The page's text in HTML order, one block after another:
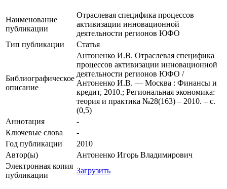
Наименование
публикации
Отраслевая специфика процессов
активизации инновационной
деятельности регионов ЮФО
Тип публикации
Статья
Библиографическое
описание
Антоненко И.В. Отраслевая специфика
процессов активизации инновационной
деятельности регионов ЮФО /
Антоненко И.В. — Москва : Финансы и
кредит, 2010.; Региональная экономика:
теория и практика №28(163) – 2010. – с.
(0,5)
Аннотация
-
Ключевые cлова
-
Год публикации
2010
Автор(ы)
Антоненко Игорь Владимирович
Электронная копия
публикации
Загрузить